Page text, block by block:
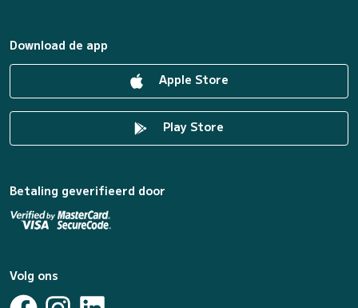
Download de app
Apple Store
Play Store
Betaling geverifieerd door
Volg ons